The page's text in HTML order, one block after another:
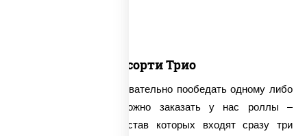
Ассорти Трио
Возникло желание основательно пообедать одному либо
в компании? Тогда можно заказать у нас роллы –
«Ассорти Трио», в состав которых входят сразу три